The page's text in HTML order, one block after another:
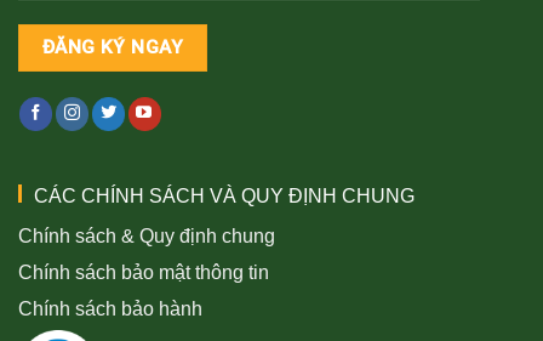
CÁC CHÍNH SÁCH VÀ QUY ĐỊNH CHUNG
Chính sách & Quy định chung
Chính sách bảo mật thông tin
Chính sách bảo hành